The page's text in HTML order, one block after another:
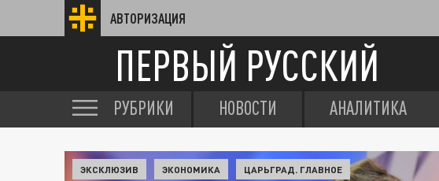
АВТОРИЗАЦИЯ
ПЕРВЫЙ РУССКИЙ
РУБРИКИ НОВОСТИ АНАЛИТИКА
ЭКСКЛЮЗИВ ЭКОНОМИКА ЦАРЬГРАД. ГЛАВНОЕ